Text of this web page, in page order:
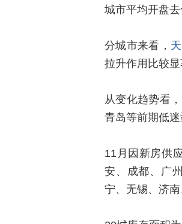
城市平均开盘去
分城市来看，
拉升作用比较显
从变化趋势看
青岛等前期低
11月因新房供
安、成都、广
宁、无锡、济